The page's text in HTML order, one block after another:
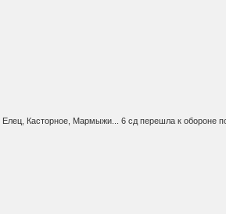
Касторное, Мармыжи... 6 сд перешла к обороне